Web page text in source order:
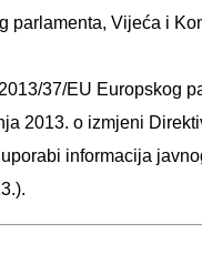
parlamenta, Vijeća i
37/EU Europskog
2013. o izmjeni
informacija